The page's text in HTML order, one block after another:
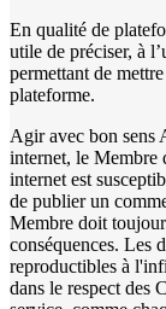
En qualité de
utile de préciser, à
permettant de
plateforme.
Agir avec bon sens
internet, le Membre
internet est
de publier un
Membre doit
conséquences. Les
reproductibles à
dans le respect des